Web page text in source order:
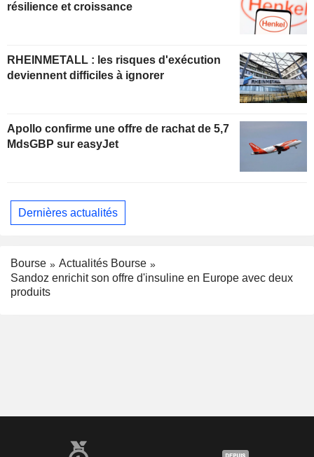
résilience et croissance
RHEINMETALL : les risques d'exécution
deviennent difficiles à ignorer
Apollo confirme une offre de rachat de 5,7
MdsGBP sur easyJet
Dernières actualités
Bourse
Actualités Bourse
Sandoz enrichit son offre d'insuline en Europe avec deux
produits